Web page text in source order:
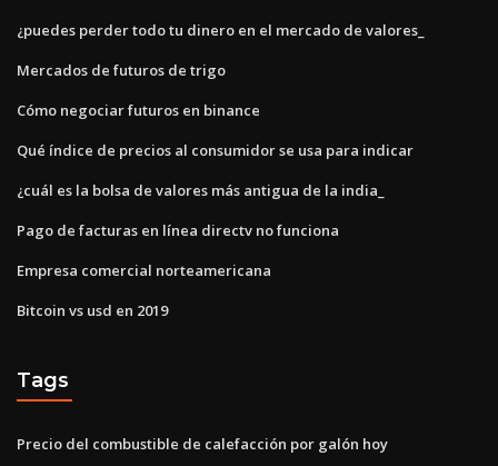
¿puedes perder todo tu dinero en el mercado de valores_
Mercados de futuros de trigo
Cómo negociar futuros en binance
Qué índice de precios al consumidor se usa para indicar
¿cuál es la bolsa de valores más antigua de la india_
Pago de facturas en línea directv no funciona
Empresa comercial norteamericana
Bitcoin vs usd en 2019
Tags
Precio del combustible de calefacción por galón hoy